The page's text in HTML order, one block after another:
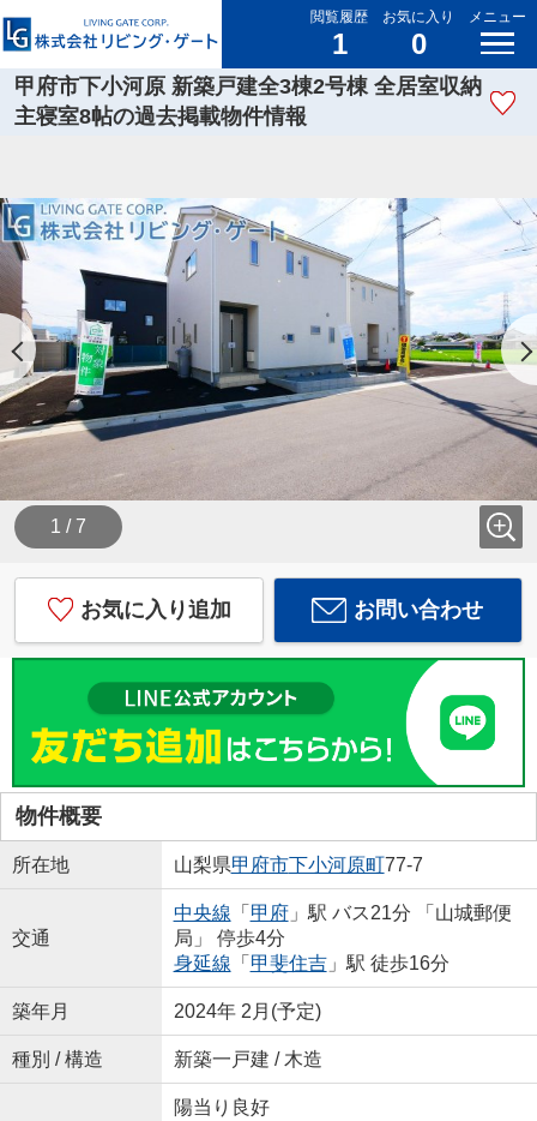
閲覧履歴
1
お気に入り
0
メニュー
甲府市下小河原 新築戸建全3棟2号棟 全居室収納
主寝室8帖の過去掲載物件情報
1 / 7
お気に入り追加 お問い合わせ
物件概要
所在地 山梨県甲府市下小河原町77-7
交通
中央線 「 甲府」駅 バス21分 「山城郵便
局」 停歩4分
身延線 「 甲斐住吉」駅 徒歩16分
築年月 2024年 2月(予定)
種別 / 構造 新築一戸建 / 木造
陽当り良好